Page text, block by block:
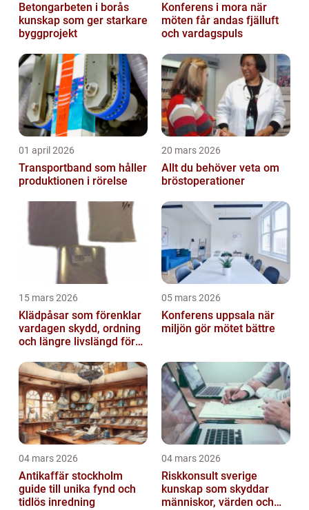
Betongarbeten i borås
kunskap som ger starkare
byggprojekt
Konferens i mora när
möten får andas fjälluft
och vardagspuls
01 april 2026
Transportband som håller
produktionen i rörelse
20 mars 2026
Allt du behöver veta om
bröstoperationer
15 mars 2026
Klädpåsar som förenklar
vardagen skydd, ordning
och längre livslängd för
05 mars 2026
Konferens uppsala när
miljön gör mötet bättre
04 mars 2026
Antikaffär stockholm
guide till unika fynd och
tidlös inredning
04 mars 2026
Riskkonsult sverige
kunskap som skyddar
människor, värden och